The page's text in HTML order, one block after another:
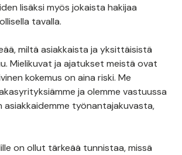
lisäksi myös jokaista hakijaa
tavalla.
miltä asiakkaista ja yksittäisistä
Mielikuvat ja ajatukset meistä ovat
kokemus on aina riski. Me
ja olemme vastuussa
asiakkaidemme työnantajakuvasta,
on ollut tärkeää tunnistaa, missä